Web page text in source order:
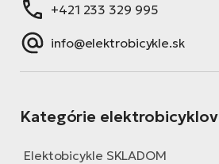
+421 233 329 995
info@elektrobicykle.sk
Kategórie elektrobicyklov
Elektobicykle SKLADOM